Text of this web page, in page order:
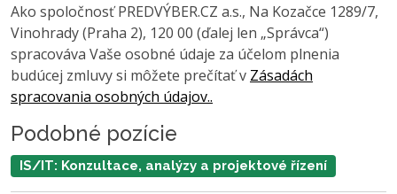
Ako spoločnosť PREDVÝBER.CZ a.s., Na Kozačce 1289/7,
Vinohrady (Praha 2), 120 00 (ďalej len „Správca“)
spracováva Vaše osobné údaje za účelom plnenia
budúcej zmluvy si môžete prečítať v Zásadách
spracovania osobných údajov..
Podobné pozície
IS/IT: Konzultace, analýzy a projektové řízení